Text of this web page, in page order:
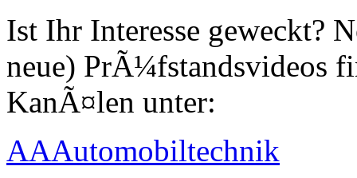
Ist Ihr Interesse geweckt?
neue) PrÃ¼fstandsvideos
KanÃ¤len unter:
AAAutomobiltechnik